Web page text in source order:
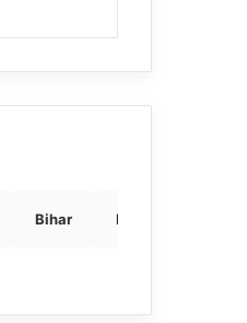
Bihar Breaking news